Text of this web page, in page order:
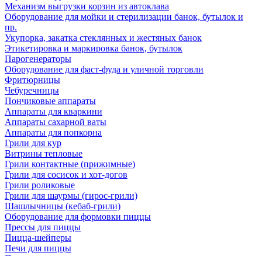
Механизм выгрузки корзин из автоклава
Оборудование для мойки и стерилизации банок, бутылок и
пр.
Укупорка, закатка стеклянных и жестяных банок
Этикетировка и маркировка банок, бутылок
Парогенераторы
Оборудование для фаст-фуда и уличной торговли
Фритюрницы
Чебуречницы
Пончиковые аппараты
Аппараты для кваркини
Аппараты сахарной ваты
Аппараты для попкорна
Грили для кур
Витрины тепловые
Грили контактные (прижимные)
Грили для сосисок и хот-догов
Грили роликовые
Грили для шаурмы (гирос-грили)
Шашлычницы (кебаб-грили)
Оборудование для формовки пиццы
Прессы для пиццы
Пицца-шейперы
Печи для пиццы